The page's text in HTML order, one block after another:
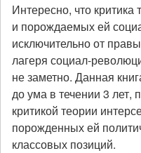
Интересно, что критика
и порождаемых ей
исключительно от
лагеря социал-
не заметно. Данная
до ума в течении 3 лет,
критикой теории
порожденных ей
классовых позиций.